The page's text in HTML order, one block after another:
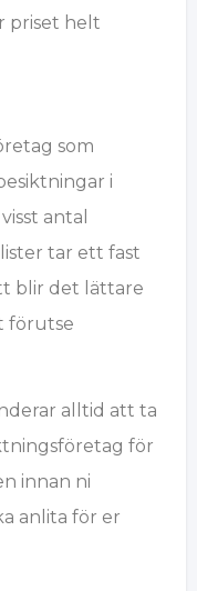
priset helt
som
i
antal
tar ett fast
blir det lättare
förutse
alltid att ta
för
innan ni
anlita för er